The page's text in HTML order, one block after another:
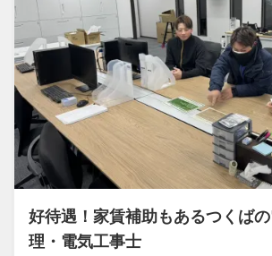
好待遇！家賃補助もあるつくば
理・電気工事士